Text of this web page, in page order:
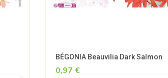
BÉGONIA Beauvilia Dark Salmon
0,97 €